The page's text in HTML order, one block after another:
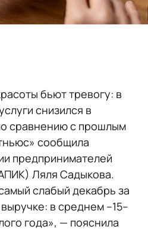
бьют тревогу: в
снизился в
сравнению с прошлым
сообщила
предпринимателей
Ляля Садыкова.
слабый декабрь за
в среднем –15–
года», — пояснила